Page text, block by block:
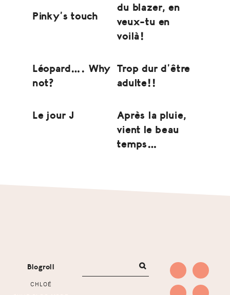
Pinky’s touch
du blazer, en
veux-tu en
voilà!
Léopard…. Why
not?
Trop dur d’être
adulte!!
Le jour J
Après la pluie,
vient le beau
temps…
Blogroll
CHLOÉ